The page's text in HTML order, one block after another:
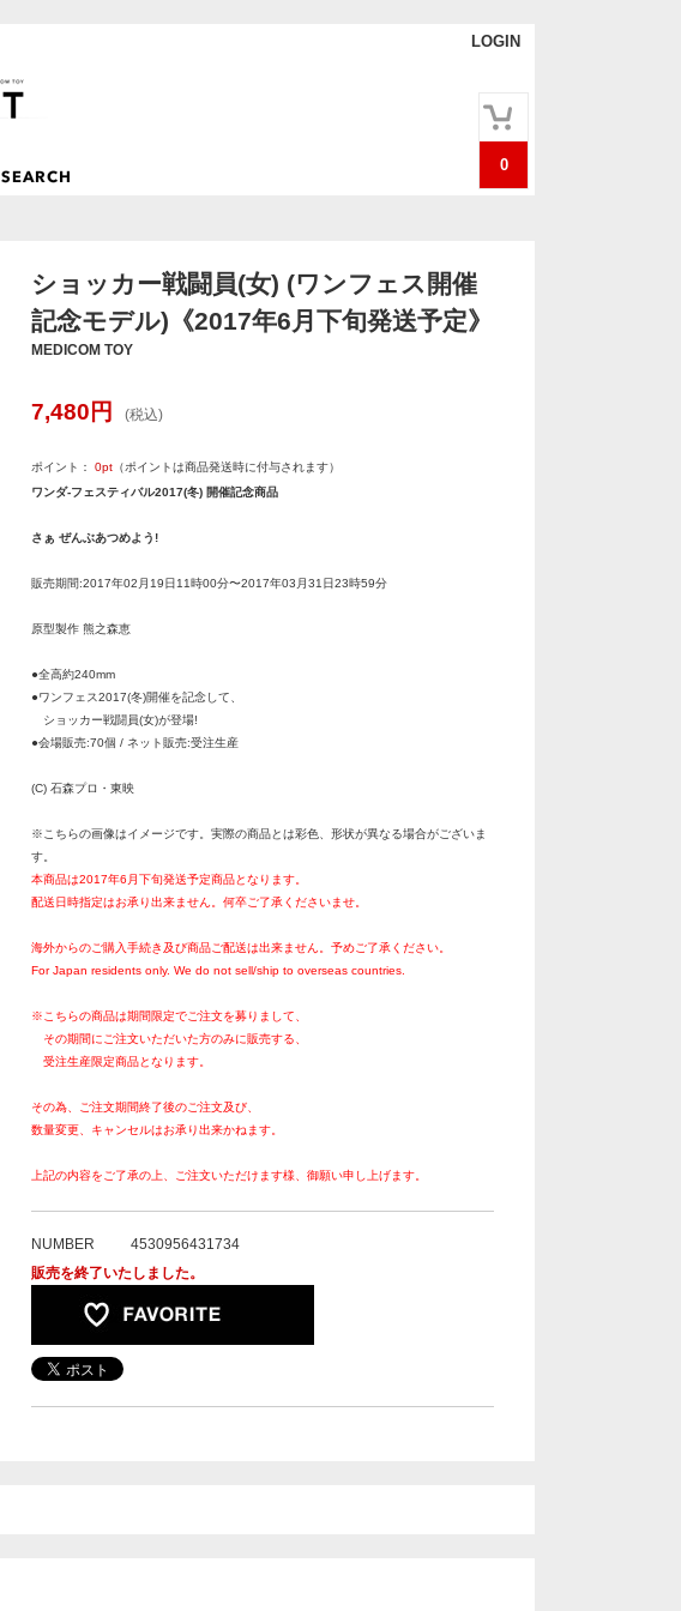
LOGIN
0
ショッカー戦闘員(女) (ワンフェス開催
記念モデル)《2017年6月下旬発送予定》
MEDICOM TOY
7,480 円 (税込)
ポイント： 0pt （ポイントは商品発送時に付与されます）
ワンダ-フェスティバル2017(冬) 開催記念商品
さぁ ぜんぶあつめよう!
販売期間:2017年02月19日11時00分〜2017年03月31日23時59分
原型製作 熊之森恵
●全高約240mm
●ワンフェス2017(冬)開催を記念して、
ショッカー戦闘員(女)が登場!
●会場販売:70個 / ネット販売:受注生産
(C) 石森プロ・東映
※こちらの画像はイメージです。実際の商品とは彩色、形状が異なる場合がございま
す。
本商品は2017年6月下旬発送予定商品となります。
配送日時指定はお承り出来ません。何卒ご了承くださいませ。
海外からのご購入手続き及び商品ご配送は出来ません。予めご了承ください。
For Japan residents only. We do not sell/ship to overseas countries.
※こちらの商品は期間限定でご注文を募りまして、
その期間にご注文いただいた方のみに販売する、
受注生産限定商品となります。
その為、ご注文期間終了後のご注文及び、
数量変更、キャンセルはお承り出来かねます。
上記の内容をご了承の上、ご注文いただけます様、御願い申し上げます。
NUMBER
4530956431734
販売を終了いたしました。